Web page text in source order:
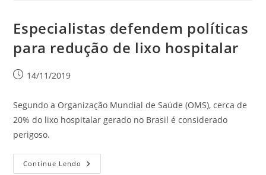
Especialistas defendem políticas
para redução de lixo hospitalar
14/11/2019
Segundo a Organização Mundial de Saúde (OMS), cerca de
20% do lixo hospitalar gerado no Brasil é considerado
perigoso.
Continue Lendo